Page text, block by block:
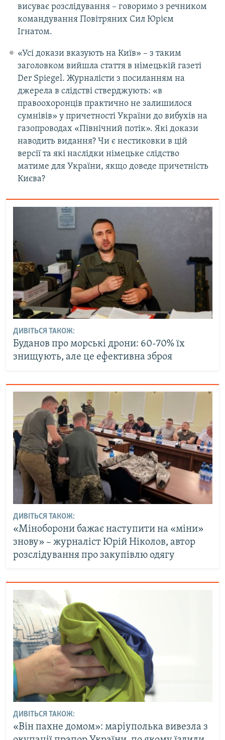
висуває розслідування – говоримо з речником
командування Повітряних Сил Юрієм
Ігнатом.
«Усі докази вказують на Київ» – з таким
заголовком вийшла стаття в німецькій газеті
Der Spiegel. Журналісти з посиланням на
джерела в слідстві стверджують: «в
правоохоронців практично не залишилося
сумнівів» у причетності України до вибухів на
газопроводах «Північний потік». Які докази
наводить видання? Чи є нестиковки в цій
версії та які наслідки німецьке слідство
матиме для України, якщо доведе причетність
Києва?
ДИВІТЬСЯ ТАКОЖ:
Буданов про морські дрони: 60-70% їх
знищують, але це ефективна зброя
ДИВІТЬСЯ ТАКОЖ:
«Міноборони бажає наступити на «міни»
знову» – журналіст Юрій Ніколов, автор
розслідування про закупівлю одягу
ДИВІТЬСЯ ТАКОЖ:
«Він пахне домом»: маріуполька вивезла з